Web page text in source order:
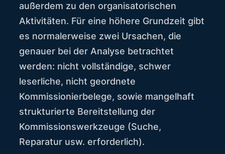
außerdem zu den organisatorischen
Aktivitäten. Für eine höhere Grundzeit gibt
es normalerweise zwei Ursachen, die
genauer bei der Analyse betrachtet
werden: nicht vollständige, schwer
leserliche, nicht geordnete
Kommissionierbelege, sowie mangelhaft
strukturierte Bereitstellung der
Kommissionswerkzeuge (Suche,
Reparatur usw. erforderlich).